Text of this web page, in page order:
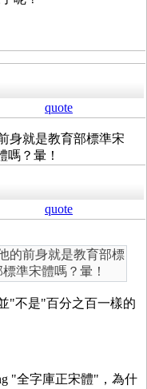
quote
身就是教育部標準宋
嗎？暈！
quote
的前身就是教育部標
準宋體嗎？暈！
"不是"百分之百一樣的
"全字庫正宋體"，為什